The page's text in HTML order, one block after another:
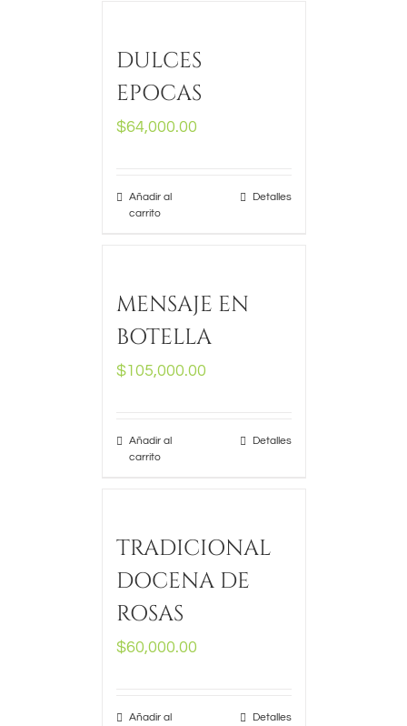
DULCES
EPOCAS
$64,000.00
Añadir al
carrito
Detalles
MENSAJE EN
BOTELLA
$105,000.00
Añadir al
carrito
Detalles
TRADICIONAL
DOCENA DE
ROSAS
$60,000.00
Añadir al
Detalles